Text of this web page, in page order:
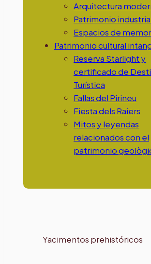
Arquitectura
Patrimonio
Espacios de
Patrimonio cultural
Reserva Starlight y
certificado de
Turística
Fallas del Pirineu
Fiesta dels Raiers
Mitos y leyendas
relacionados con el
patrimonio
Yacimentos prehistóricos